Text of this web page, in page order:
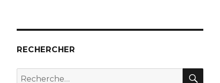
RECHERCHER
Recherche